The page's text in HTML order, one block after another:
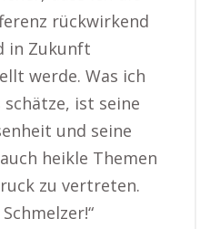
rückwirkend
in Zukunft
werde. Was ich
schätze, ist seine
und seine
heikle Themen
zu vertreten.